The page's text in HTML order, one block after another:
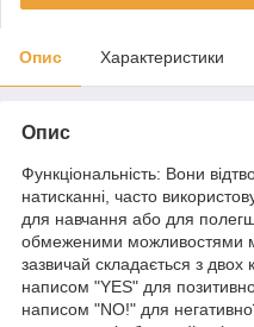
Опис Характеристики
Опис
Функціональність: Вони
натисканні, часто
для навчання або для
обмеженими можливостями
зазвичай складається з двох
написом "YES" для
написом "NO!" для